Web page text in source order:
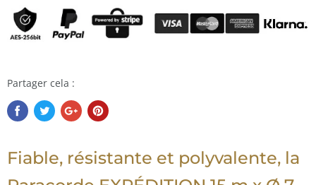
Partager cela :
Fiable, résistante et polyvalente, la